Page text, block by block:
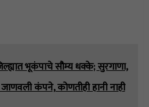
भूकंपाचे सौम्य धक्के; सुरगाणा,
कंपने, कोणतीही हानी नाही